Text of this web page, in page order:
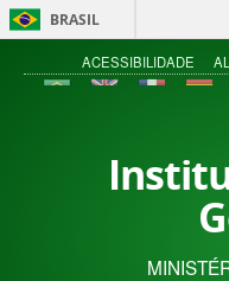
BRASIL
ACESSIBILIDADE